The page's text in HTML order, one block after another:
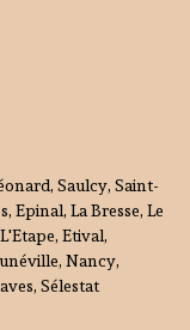
Saulcy, Saint-
Epinal, La Bresse, Le
Etival,
Nancy,
Sélestat